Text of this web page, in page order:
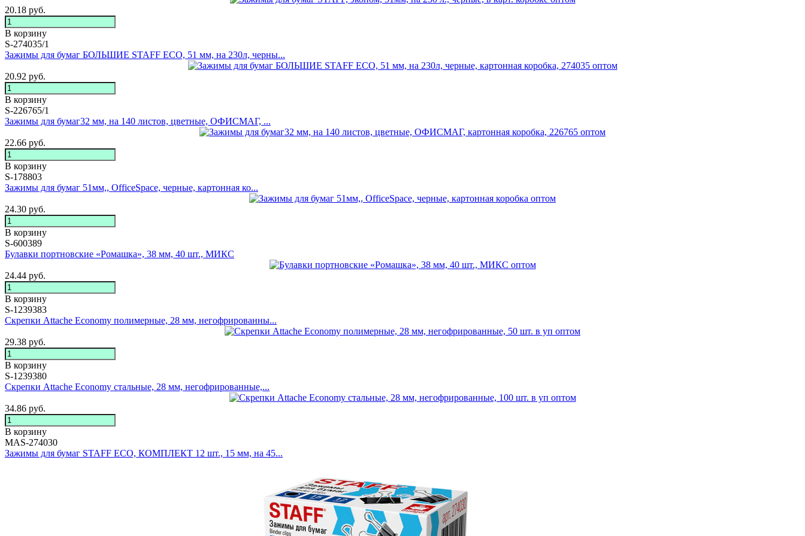
20.18 руб.
В корзину
S-274035/1
Зажимы для бумаг БОЛЬШИЕ STAFF ECO, 51 мм, на 230л, черны...
20.92 руб.
В корзину
S-226765/1
Зажимы для бумаг32 мм, на 140 листов, цветные, ОФИСМАГ, ...
22.66 руб.
В корзину
S-178803
Зажимы для бумаг 51мм,, OfficeSpace, черные, картонная ко...
24.30 руб.
В корзину
S-600389
Булавки портновские «Ромашка», 38 мм, 40 шт., МИКС
24.44 руб.
В корзину
S-1239383
Скрепки Attache Economy полимерные, 28 мм, негофрированны...
29.38 руб.
В корзину
S-1239380
Скрепки Attache Economy стальные, 28 мм, негофрированные,...
34.86 руб.
В корзину
MAS-274030
Зажимы для бумаг STAFF ECO, КОМПЛЕКТ 12 шт., 15 мм, на 45...